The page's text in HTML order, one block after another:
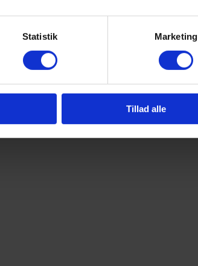
Statistik Marketing
Tillad alle